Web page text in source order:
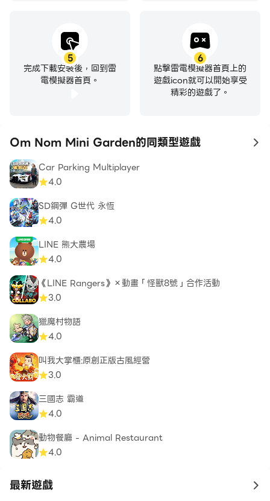
5
完成下載安裝後，回到雷
電模擬器首頁。
6
點擊雷電模擬器首頁上的
遊戲icon就可以開始享受
精彩的遊戲了。
Om Nom Mini Garden的同類型遊戲 to
Car Parking Multiplayer
4.0
SD鋼彈 G世代 永恆
4.0
LINE 熊大農場
4.0
《LINE Rangers》×動畫「怪獸8號」合作活動
3.0
獵魔村物語
4.0
叫我大掌櫃:原創正版古風經營
3.0
三國志 霸道
4.0
動物餐廳 - Animal Restaurant
4.0
最新遊戲 to